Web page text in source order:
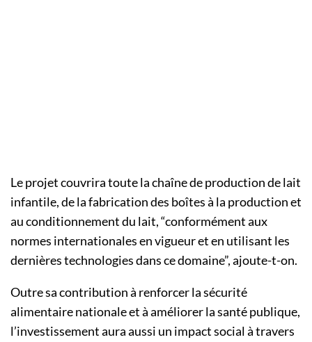
Le projet couvrira toute la chaîne de production de lait
infantile, de la fabrication des boîtes à la production et
au conditionnement du lait, “conformément aux
normes internationales en vigueur et en utilisant les
dernières technologies dans ce domaine”, ajoute-t-on.
Outre sa contribution à renforcer la sécurité
alimentaire nationale et à améliorer la santé publique,
l’investissement aura aussi un impact social à travers